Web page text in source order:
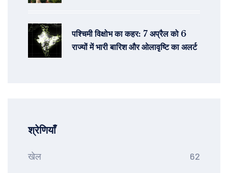
पश्चिमी विक्षोभ का कहर: 7 अप्रैल को 6
राज्यों में भारी बारिश और ओलावृष्टि का अलर्ट
श्रेणियाँ
खेल 62